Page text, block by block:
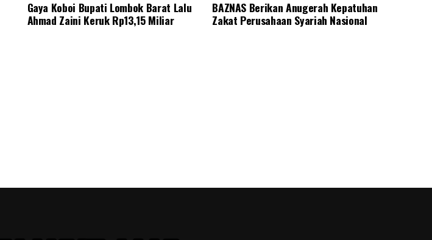
Gaya Koboi Bupati Lombok Barat Lalu
Ahmad Zaini Keruk Rp13,15 Miliar
BAZNAS Berikan Anugerah Kepatuhan
Zakat Perusahaan Syariah Nasional